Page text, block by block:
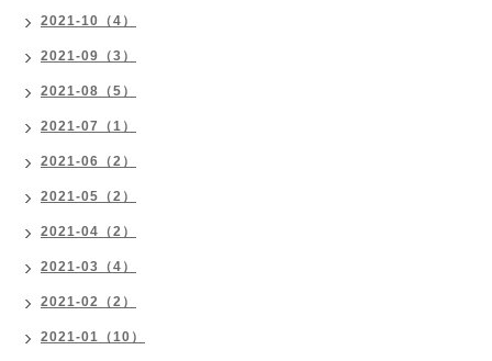
2021-10（4）
2021-09（3）
2021-08（5）
2021-07（1）
2021-06（2）
2021-05（2）
2021-04（2）
2021-03（4）
2021-02（2）
2021-01（10）